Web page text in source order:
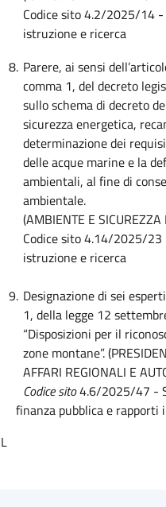
Codice sito 4.2/2025/14
istruzione e ricerca
8. Parere, ai sensi
comma 1, del decreto
sullo schema di decreto
sicurezza energetica,
determinazione dei
delle acque marine e la
ambientali, al fine di
ambientale.
(AMBIENTE E SICUREZZA
Codice sito 4.14/2025/
istruzione e ricerca
9. Designazione di sei
1, della legge 12
“Disposizioni per il
zone montane”.
AFFARI REGIONALI E
Codice sito4.6/2025/47 -
finanza pubblica e rapporti
L